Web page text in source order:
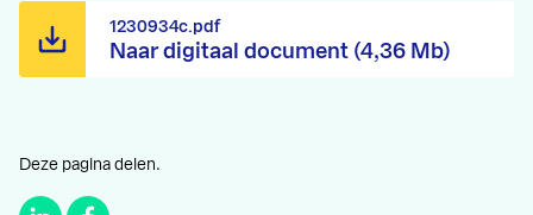
Naar digitaal document (4,36 Mb)
1230934c.pdf
Deze pagina delen.